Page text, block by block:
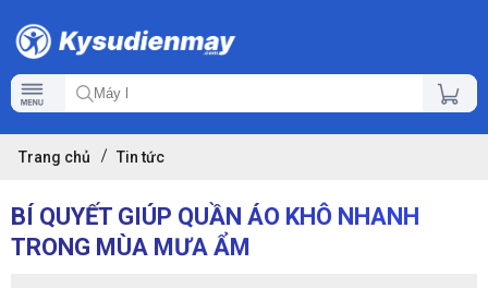
Trang chủ Tin tức
BÍ QUYẾT GIÚP QUẦN ÁO KHÔ NHANH
TRONG MÙA MƯA ẨM